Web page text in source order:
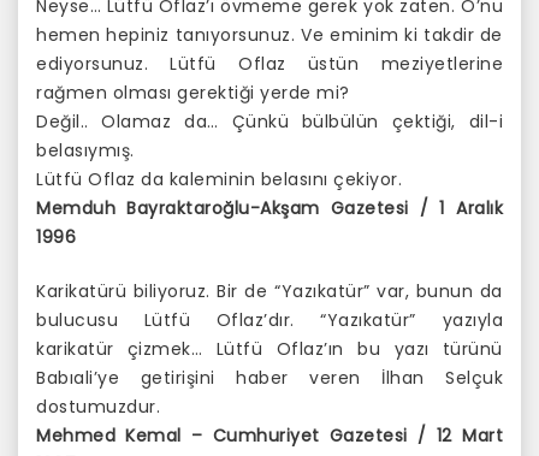
Neyse… Lütfü Oflaz’ı övmeme gerek yok zaten. O’nu
hemen hepiniz tanıyorsunuz. Ve eminim ki takdir de
ediyorsunuz. Lütfü Oflaz üstün meziyetlerine
rağmen olması gerektiği yerde mi?
Değil.. Olamaz da… Çünkü bülbülün çektiği, dil-i
belasıymış.
Lütfü Oflaz da kaleminin belasını çekiyor.
Memduh Bayraktaroğlu-Akşam Gazetesi / 1 Aralık
1996
Karikatürü biliyoruz. Bir de “Yazıkatür” var, bunun da
bulucusu Lütfü Oflaz’dır. “Yazıkatür” yazıyla
karikatür çizmek… Lütfü Oflaz’ın bu yazı türünü
Babıali’ye getirişini haber veren İlhan Selçuk
dostumuzdur.
Mehmed Kemal – Cumhuriyet Gazetesi / 12 Mart